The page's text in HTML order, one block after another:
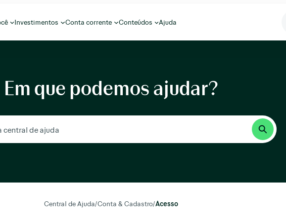
Investimentos Conta corrente Conteúdos Ajuda
Em que podemos ajudar?
Central de Ajuda/Conta & Cadastro/Acesso